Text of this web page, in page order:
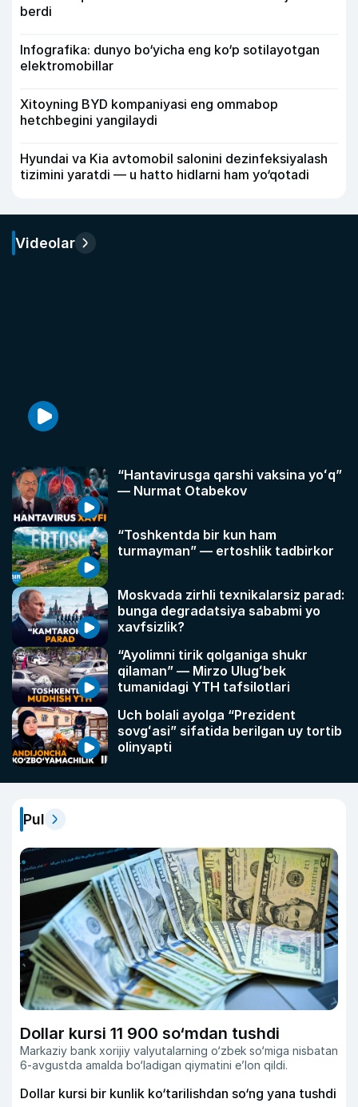
berdi
Infografika: dunyo bo‘yicha eng ko‘p sotilayotgan
elektromobillar
Xitoyning BYD kompaniyasi eng ommabop
hetchbegini yangilaydi
Hyundai va Kia avtomobil salonini dezinfeksiyalash
tizimini yaratdi — u hatto hidlarni ham yo‘qotadi
Videolar
“Hantavirusga qarshi vaksina yoʻq”
— Nurmat Otabekov
“Toshkentda bir kun ham
turmayman” — ertoshlik tadbirkor
Moskvada zirhli texnikalarsiz parad:
bunga degradatsiya sababmi yo
xavfsizlik?
“Ayolimni tirik qolganiga shukr
qilaman” — Mirzo Ulugʻbek
tumanidagi YTH tafsilotlari
Uch bolali ayolga “Prezident
sovgʻasi” sifatida berilgan uy tortib
olinyapti
Pul
Dollar kursi 11 900 so‘mdan tushdi
Markaziy bank xorijiy valyutalarning o‘zbek so‘miga nisbatan
6-avgustda amalda bo‘ladigan qiymatini eʼlon qildi.
Dollar kursi bir kunlik ko‘tarilishdan so‘ng yana tushdi